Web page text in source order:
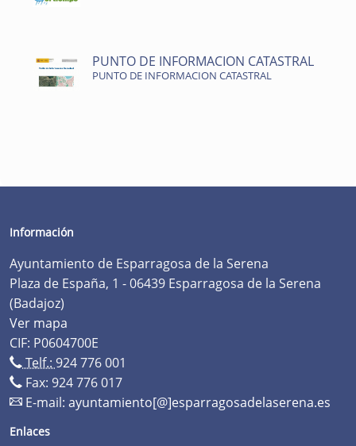
PUNTO DE INFORMACION CATASTRAL
PUNTO DE INFORMACION CATASTRAL
Información
Ayuntamiento de Esparragosa de la Serena
Plaza de España, 1 - 06439 Esparragosa de la Serena
(Badajoz)
Ver mapa
CIF: P0604700E
Telf.: 924 776 001
Fax: 924 776 017
E-mail: ayuntamiento[@]esparragosadelaserena.es
Enlaces